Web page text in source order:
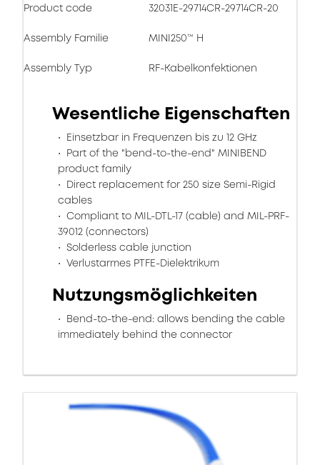
Product code 32031E-29714CR-29714CR-20
Assembly Familie MINI250™ H
Assembly Typ RF-Kabelkonfektionen
Wesentliche Eigenschaften
Einsetzbar in Frequenzen bis zu 12 GHz
Part of the "bend-to-the-end" MINIBEND
product family
Direct replacement for 250 size Semi-Rigid
cables
Compliant to MIL-DTL-17 (cable) and MIL-PRF-
39012 (connectors)
Solderless cable junction
Verlustarmes PTFE-Dielektrikum
Nutzungsmöglichkeiten
Bend-to-the-end: allows bending the cable
immediately behind the connector